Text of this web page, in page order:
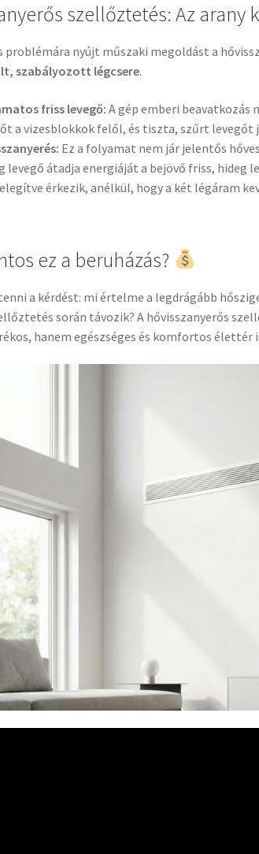
szellőztetés: Az arany
problémára nyújt műszaki megoldást a
szabályozott légcsere.
friss levegő:A gép emberi beavatkozás
a vizesblokkok felől, és tiszta, szűrt levegőt
Ez a folyamat nem jár jelentős
levegő átadja energiáját a bejövő friss, hideg
érkezik, anélkül, hogy a két légáram
ez a beruházás?
a kérdést: mi értelme a legdrágább
során távozik? A hővisszanyerős
hanem egészséges és komfortos élettér